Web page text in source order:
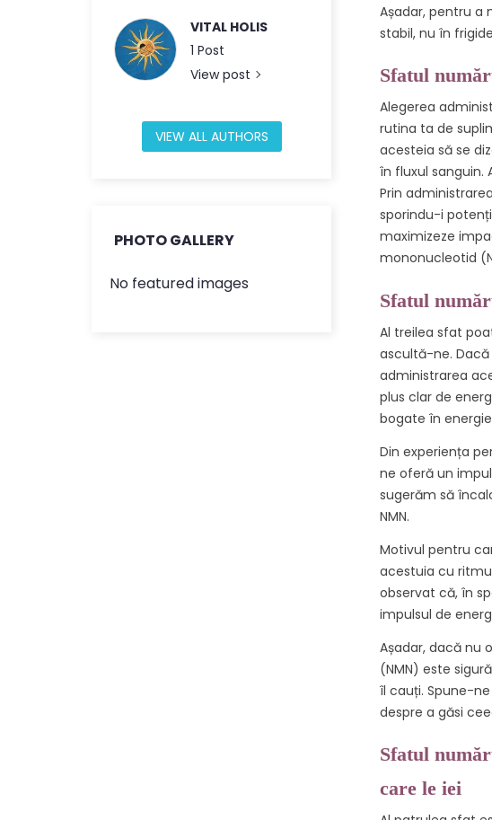
VITAL HOLIS
1 Post
View post
VIEW ALL AUTHORS
PHOTO GALLERY
No featured images
Așadar, pentru a
stabil, nu în
Sfatul
Alegerea
rutina ta de
acesteia să se
în fluxul sanguin.
Prin
sporindu-i
maximizeze
mononucleotid
Sfatul
Al treilea sfat
ascultă-ne.
administrarea
plus clar de
bogate în
Din experiența
ne oferă un
sugerăm să
NMN.
Motivul pentru
acestuia cu
observat că, în
impulsul de
Așadar, dacă nu
(NMN) este
îl cauți. Spune-
despre a găsi
Sfatul
care le iei